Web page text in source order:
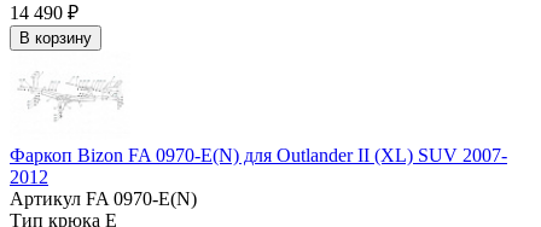
14 490 ₽
В корзину
Фаркоп Bizon FA 0970-E(N) для Outlander II (XL) SUV 2007-
2012
Артикул FA 0970-E(N)
Тип крюка E